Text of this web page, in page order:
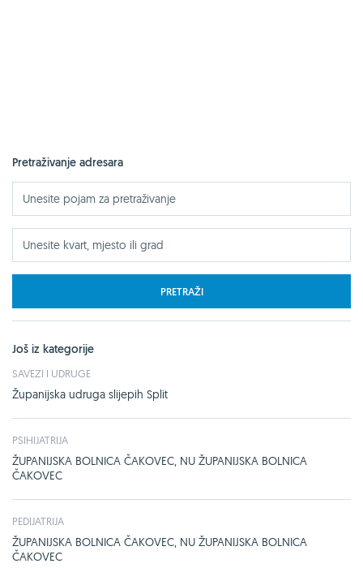
Pretraživanje adresara
PRETRAŽI
Još iz kategorije
SAVEZI I UDRUGE
Županijska udruga slijepih Split
PSIHIJATRIJA
ŽUPANIJSKA BOLNICA ČAKOVEC, NU ŽUPANIJSKA BOLNICA
ČAKOVEC
PEDIJATRIJA
ŽUPANIJSKA BOLNICA ČAKOVEC, NU ŽUPANIJSKA BOLNICA
ČAKOVEC